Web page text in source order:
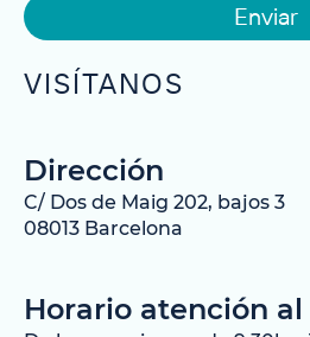
Enviar
VISÍTANOS
Dirección
C/ Dos de Maig 202, bajos 3
08013 Barcelona
Horario atención